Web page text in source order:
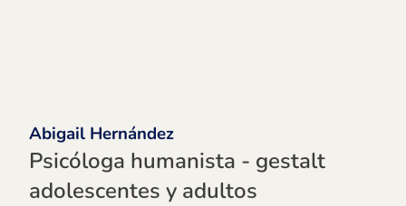
Abigail Hernández
Psicóloga humanista - gestalt
adolescentes y adultos